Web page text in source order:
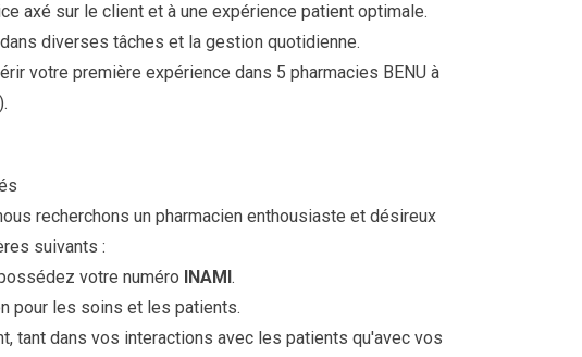
axé sur le client et à une expérience patient optimale.
diverses tâches et la gestion quotidienne.
votre première expérience dans 5 pharmacies BENU à
recherchons un pharmacien enthousiaste et désireux
suivants :
votre numéro INAMI.
pour les soins et les patients.
tant dans vos interactions avec les patients qu'avec vos